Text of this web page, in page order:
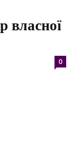
власної
0